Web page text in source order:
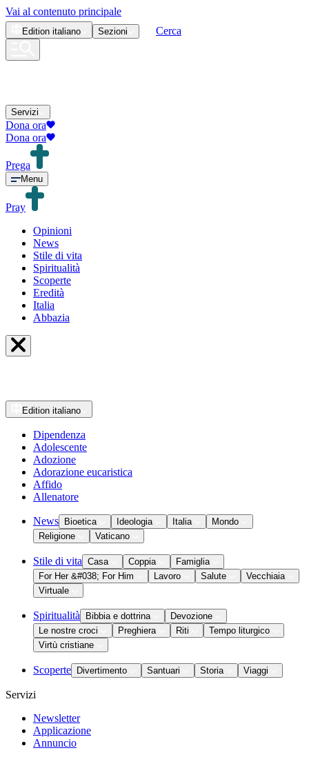
Vai al contenuto principale
Edition italiano Sezioni Cerca
Servizi
Dona ora
Dona ora
Prega
Menu
Pray
Opinioni
News
Stile di vita
Spiritualità
Scoperte
Eredità
Italia
Abbazia
Edition italiano
Dipendenza
Adolescente
Adozione
Adorazione eucaristica
Affido
Allenatore
News Bioetica Ideologia Italia
Mondo
Religione
Vaticano
Stile di vita Casa Coppia
Famiglia
For Her &#038; For Him
Lavoro Salute
Vecchiaia
Virtuale
Spiritualità Bibbia e dottrina
Devozione
Le nostre croci
Preghiera Riti
Tempo liturgico
Virtù cristiane
Scoperte Divertimento Santuari Storia Viaggi
Servizi
Newsletter
Applicazione
Annuncio